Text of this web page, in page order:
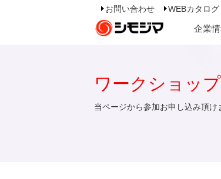
お問い合わせ WEBカタログ
企業
ワークショッ
当ページから参加お申し込み頂け